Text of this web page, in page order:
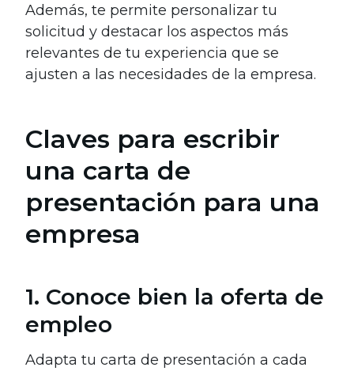
Además, te permite personalizar tu
solicitud y destacar los aspectos más
relevantes de tu experiencia que se
ajusten a las necesidades de la empresa.
Claves para escribir
una carta de
presentación para una
empresa
1. Conoce bien la oferta de
empleo
Adapta tu carta de presentación a cada